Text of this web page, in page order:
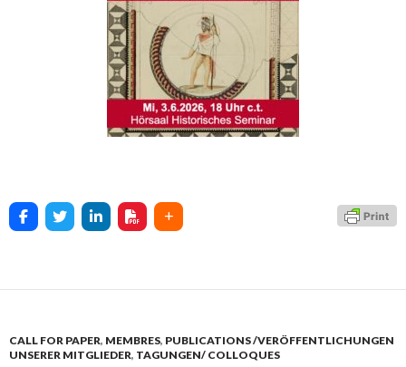
CALL FOR PAPER, MEMBRES, PUBLICATIONS /VERÖFFENTLICHUNGEN
UNSERER MITGLIEDER, TAGUNGEN/ COLLOQUES